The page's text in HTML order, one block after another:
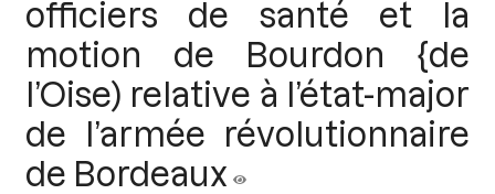
officiers de santé et la
motion de Bourdon {de
l’Oise) relative à l’état-major
de l’armée révolutionnaire
de Bordeaux